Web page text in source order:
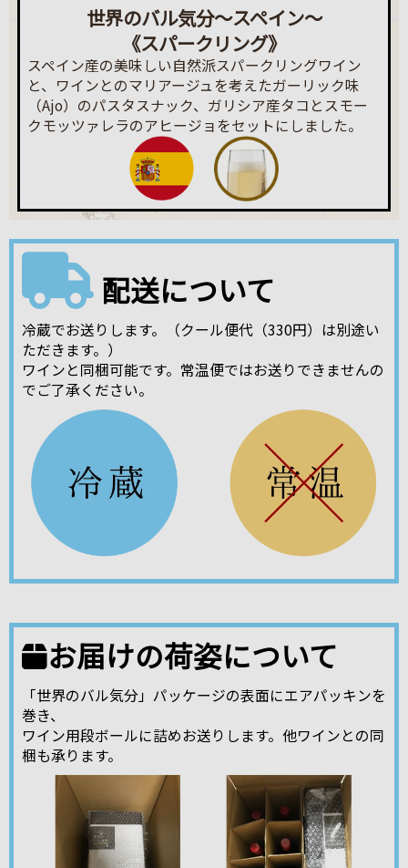
世界のバル気分～スペイン～
《スパークリング》
スペイン産の美味しい自然派スパークリングワイン
と、ワインとのマリアージュを考えたガーリック味
（Ajo）のパスタスナック、ガリシア産タコとスモー
クモッツァレラのアヒージョをセットにしました。
配送について
冷蔵でお送りします。（クール便代（330円）は別途い
ただきます。）
ワインと同梱可能です。常温便ではお送りできませんの
でご了承ください。
お届けの荷姿について
「世界のバル気分」パッケージの表面にエアパッキンを
巻き、
ワイン用段ボールに詰めお送りします。他ワインとの同
梱も承ります。